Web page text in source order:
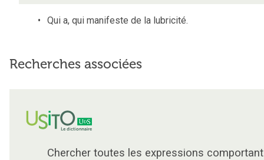
Qui a, qui manifeste de la lubricité.
Recherches associées
Chercher toutes les expressions